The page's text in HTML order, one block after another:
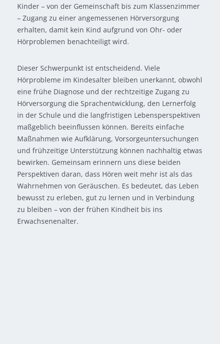
Kinder – von der Gemeinschaft bis zum Klassenzimmer
– Zugang zu einer angemessenen Hörversorgung
erhalten, damit kein Kind aufgrund von Ohr- oder
Hörproblemen benachteiligt wird.
Dieser Schwerpunkt ist entscheidend. Viele
Hörprobleme im Kindesalter bleiben unerkannt, obwohl
eine frühe Diagnose und der rechtzeitige Zugang zu
Hörversorgung die Sprachentwicklung, den Lernerfolg
in der Schule und die langfristigen Lebensperspektiven
maßgeblich beeinflussen können. Bereits einfache
Maßnahmen wie Aufklärung, Vorsorgeuntersuchungen
und frühzeitige Unterstützung können nachhaltig etwas
bewirken. Gemeinsam erinnern uns diese beiden
Perspektiven daran, dass Hören weit mehr ist als das
Wahrnehmen von Geräuschen. Es bedeutet, das Leben
bewusst zu erleben, gut zu lernen und in Verbindung
zu bleiben – von der frühen Kindheit bis ins
Erwachsenenalter.